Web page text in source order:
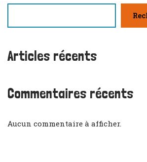
Articles récents
Commentaires récents
Aucun commentaire à afficher.